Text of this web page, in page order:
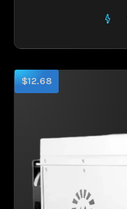
$12.68